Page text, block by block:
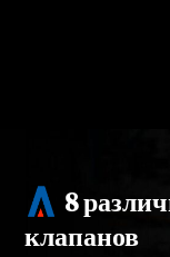
8
клапанов